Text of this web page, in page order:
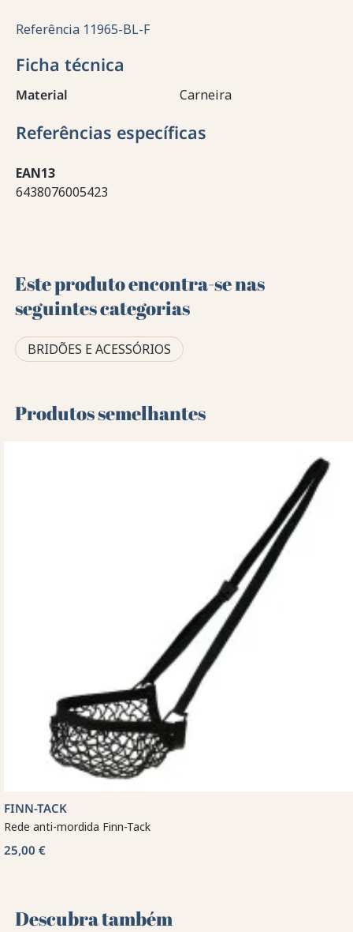
Referência 11965-BL-F
Ficha técnica
Material Carneira
Referências específicas
EAN13
6438076005423
Este produto encontra-se nas
seguintes categorias
BRIDÕES E ACESSÓRIOS
Produtos semelhantes
FINN-TACK
Rede anti-mordida Finn-Tack
25,00 €
Descubra também 🌻